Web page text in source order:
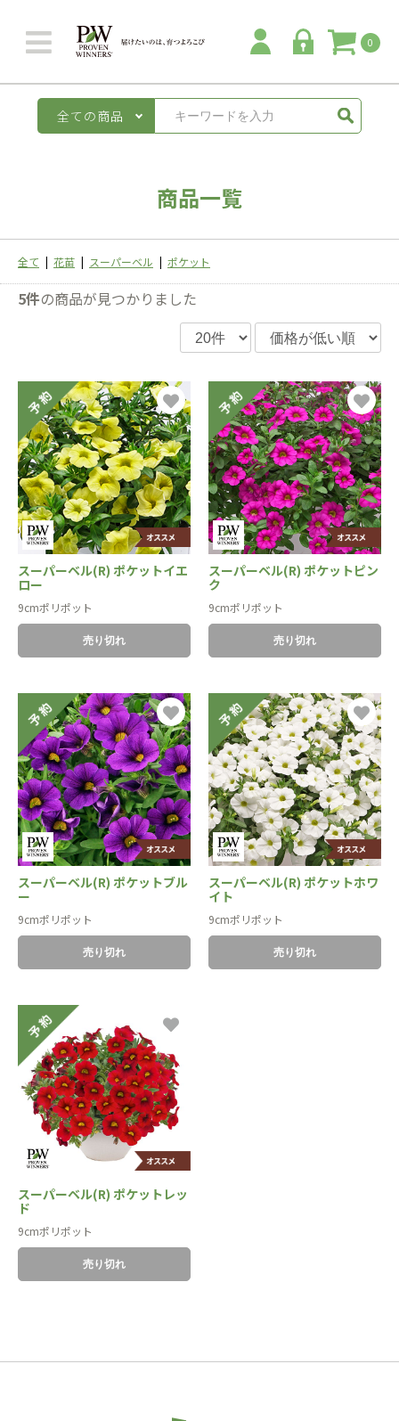
0
全ての商品
商品一覧
全て | 花苗 | スーパーベル | ポケット
5件の商品が見つかりました
スーパーベル(R) ポケットイエ
ロー
9cmポリポット
売り切れ
スーパーベル(R) ポケットピン
ク
9cmポリポット
売り切れ
スーパーベル(R) ポケットブル
ー
9cmポリポット
売り切れ
スーパーベル(R) ポケットホワ
イト
9cmポリポット
売り切れ
スーパーベル(R) ポケットレッ
ド
9cmポリポット
売り切れ